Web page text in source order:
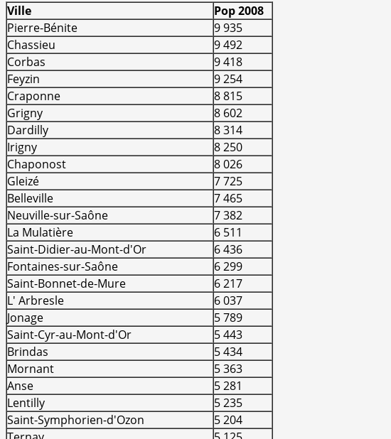
Ville
Pop 2008
Pierre-Bénite
9 935
Chassieu
9 492
Corbas
9 418
Feyzin
9 254
Craponne
8 815
Grigny
8 602
Dardilly
8 314
Irigny
8 250
Chaponost
8 026
Gleizé
7 725
Belleville
7 465
Neuville-sur-Saône
7 382
La Mulatière
6 511
Saint-Didier-au-Mont-d'Or
6 436
Fontaines-sur-Saône
6 299
Saint-Bonnet-de-Mure
6 217
L' Arbresle
6 037
Jonage
5 789
Saint-Cyr-au-Mont-d'Or
5 443
Brindas
5 434
Mornant
5 363
Anse
5 281
Lentilly
5 235
Saint-Symphorien-d'Ozon
5 204